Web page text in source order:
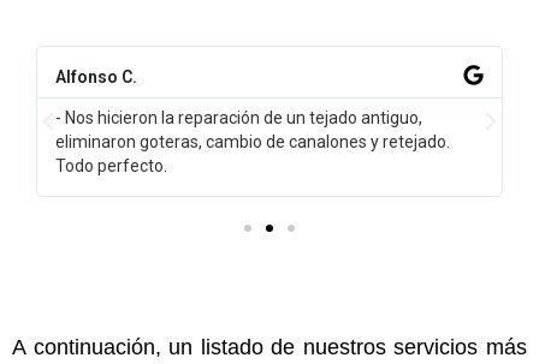
Alfonso C.
- Nos hicieron la reparación de un tejado antiguo,
eliminaron goteras, cambio de canalones y retejado.
Todo perfecto.
A continuación, un listado de nuestros servicios más